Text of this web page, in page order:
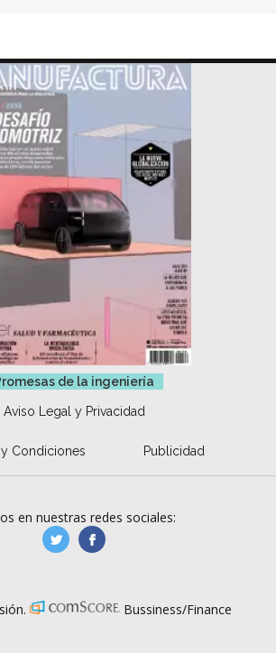
de la ingeniería
Aviso Legal y Privacidad
Condiciones Publicidad
en nuestras redes sociales:
manufacturaGE
Bussiness/Finance